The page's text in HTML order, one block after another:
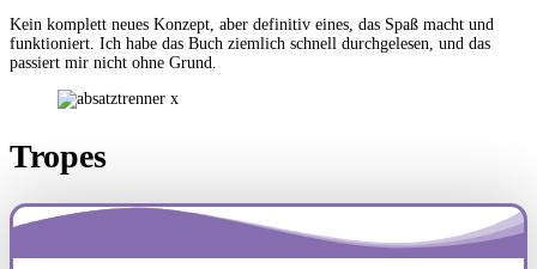
Kein komplett neues Konzept, aber definitiv eines, das Spaß macht und
funktioniert. Ich habe das Buch ziemlich schnell durchgelesen, und das
passiert mir nicht ohne Grund.
Tropes